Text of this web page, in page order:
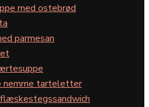
med ostebrød
parmesan
nemme tarteletter